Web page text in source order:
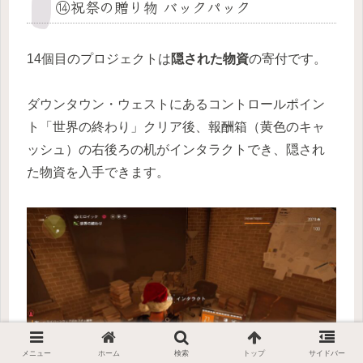
⑭祝祭の贈り物 バックパック
14個目のプロジェクトは隠された物資の寄付です。
ダウンタウン・ウェストにあるコントロールポイン
ト「世界の終わり」クリア後、報酬箱（黄色のキャ
ッシュ）の右後ろの机がインタラクトでき、隠され
た物資を入手できます。
メニュー ホーム 検索 トップ サイドバー